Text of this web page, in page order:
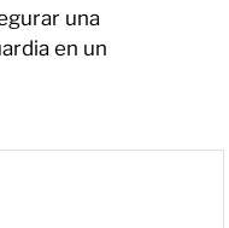
una
en un